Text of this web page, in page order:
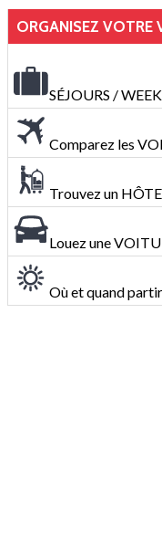
ORGANISEZ VOTRE
SÉJOURS /
Comparez les
Trouvez un
Louez une
Où et quand